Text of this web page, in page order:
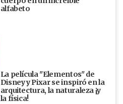
alfabeto
La película "Elementos" de
Disney y Pixar se inspiró en la
arquitectura, la naturaleza ¡y
la física!